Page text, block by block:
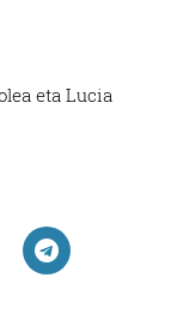
eta Lucia